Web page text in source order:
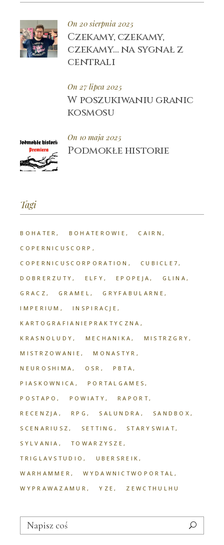
On 20 sierpnia 2025
Czekamy, czekamy,
czekamy… na sygnał z
centrali
On 27 lipca 2025
W poszukiwaniu granic
kosmosu
On 10 maja 2025
Podmokłe historie
Tagi
BOHATER BOHATEROWIE
CAIRN
COPERNICUSCORP
COPERNICUSCORPORATION
CUBICLE7
DOBRERZUTY
ELFY EPOPEJA
GLINA
GRACZ
GRAMEL
GRYFABULARNE
IMPERIUM
INSPIRACJE
KARTOGRAFIANIEPRAKTYCZNA
KRASNOLUDY
MECHANIKA
MISTRZGRY
MISTRZOWANIE
MONASTYR
NEUROSHIMA
OSR
PBTA
PIASKOWNICA
PORTALGAMES
POSTAPO
POWIATY
RAPORT
RECENZJA
RPG SALUNDRA
SANDBOX
SCENARIUSZ
SETTING
STARYSWIAT
SYLVANIA
TOWARZYSZE
TRIGLAVSTUDIO
UBERSREIK
WARHAMMER
WYDAWNICTWOPORTAL
WYPRAWAZAMUR
YZE ZEWCTHULHU
Search
for: